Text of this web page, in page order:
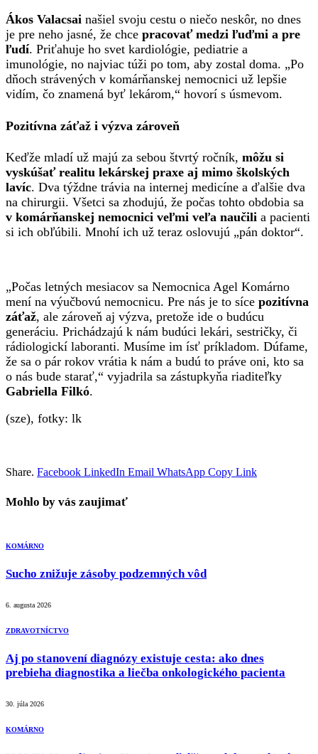
Ákos Valacsai našiel svoju cestu o niečo neskôr, no dnes
je pre neho jasné, že chce pracovať medzi ľuďmi a pre
ľudí. Priťahuje ho svet kardiológie, pediatrie a
imunológie, no najviac túži po tom, aby zostal doma. „Po
dňoch strávených v komárňanskej nemocnici už lepšie
vidím, čo znamená byť lekárom,“ hovorí s úsmevom.
Pozitívna záťaž i výzva zároveň
Keďže mladí už majú za sebou štvrtý ročník, môžu si
vyskúšať realitu lekárskej praxe aj mimo školských
lavíc. Dva týždne trávia na internej medicíne a ďalšie dva
na chirurgii. Všetci sa zhodujú, že počas tohto obdobia sa
v komárňanskej nemocnici veľmi veľa naučili a pacienti
si ich obľúbili. Mnohí ich už teraz oslovujú „pán doktor“.
„Počas letných mesiacov sa Nemocnica Agel Komárno
mení na výučbovú nemocnicu. Pre nás je to síce pozitívna
záťaž, ale zároveň aj výzva, pretože ide o budúcu
generáciu. Prichádzajú k nám budúci lekári, sestričky, či
rádiologickí laboranti. Musíme im ísť príkladom. Dúfame,
že sa o pár rokov vrátia k nám a budú to práve oni, kto sa
o nás bude starať,“ vyjadrila sa zástupkyňa riaditeľky
Gabriella Filkó.
(sze), fotky: lk
Share. Facebook LinkedIn Email WhatsApp Copy Link
Mohlo by vás zaujimať
KOMÁRNO
Sucho znižuje zásoby podzemných vôd
6. augusta 2026
ZDRAVOTNÍCTVO
Aj po stanovení diagnózy existuje cesta: ako dnes
prebieha diagnostika a liečba onkologického pacienta
30. júla 2026
KOMÁRNO